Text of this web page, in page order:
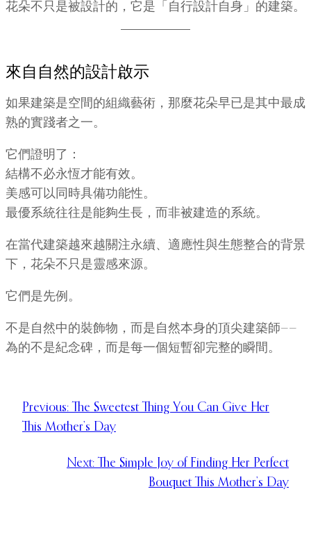
花朵不只是被設計的，它是「自行設計自身」的建築。
來自自然的設計啟示
如果建築是空間的組織藝術，那麼花朵早已是其中最成
熟的實踐者之一。
它們證明了：
結構不必永恆才能有效。
美感可以同時具備功能性。
最優系統往往是能夠生長，而非被建造的系統。
在當代建築越來越關注永續、適應性與生態整合的背景
下，花朵不只是靈感來源。
它們是先例。
不是自然中的裝飾物，而是自然本身的頂尖建築師——
為的不是紀念碑，而是每一個短暫卻完整的瞬間。
Previous: The Sweetest Thing You Can Give Her
This Mother’s Day
Next: The Simple Joy of Finding Her Perfect
Bouquet This Mother’s Day